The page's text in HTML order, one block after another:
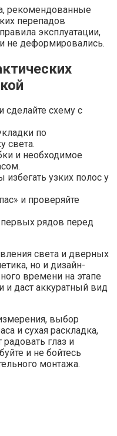
рекомендованные
перепадов
эксплуатации,
не деформировались.
схему с
по
света.
и необходимое
узких полос у
и проверяйте
рядов перед
света и дверных
но и дизайн-
времени на этапе
и даст аккуратный вид
выбор
и сухая раскладка,
глаз и
и не бойтесь
монтажа.